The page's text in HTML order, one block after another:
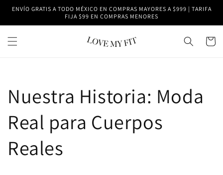
directamente
ENVÍO GRATIS A TODO MÉXICO EN COMPRAS MAYORES A $999 | TARIFA
FIJA $99 EN COMPRAS MENORES
Carrito
Nuestra Historia: Moda
Real para Cuerpos
Reales